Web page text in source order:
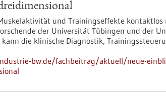
und Trainingseffekte kontaktlos
der Universität Tübingen und der
kann die klinische Diagnostik,
bw.de/fachbeitrag/aktuell/neue-